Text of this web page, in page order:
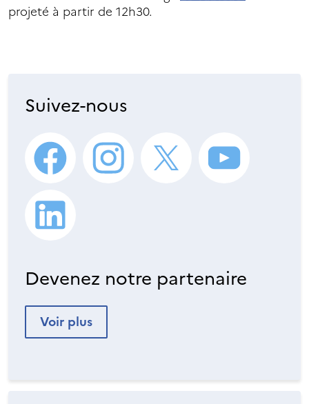
projeté à partir de 12h30.
Suivez-nous
Devenez notre partenaire
Voir plus